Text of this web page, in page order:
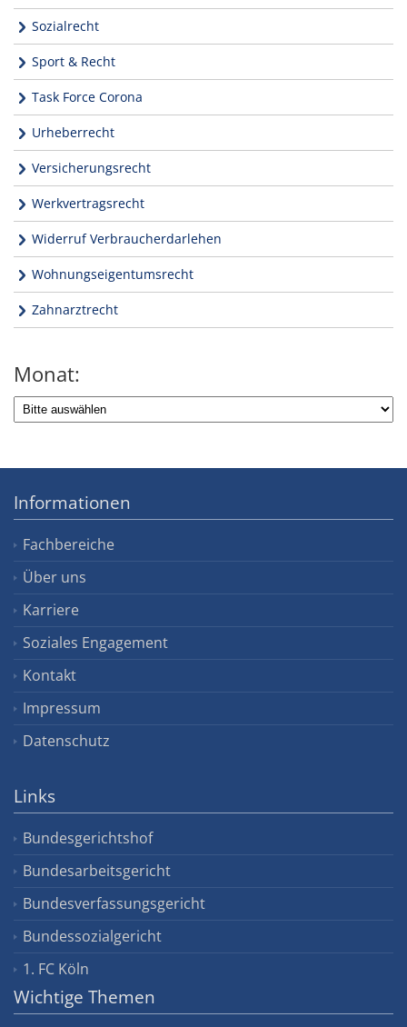
Sozialrecht
Sport & Recht
Task Force Corona
Urheberrecht
Versicherungsrecht
Werkvertragsrecht
Widerruf Verbraucherdarlehen
Wohnungseigentumsrecht
Zahnarztrecht
Monat:
Informationen
Fachbereiche
Über uns
Karriere
Soziales Engagement
Kontakt
Impressum
Datenschutz
Links
Bundesgerichtshof
Bundesarbeitsgericht
Bundesverfassungsgericht
Bundessozialgericht
1. FC Köln
Wichtige Themen